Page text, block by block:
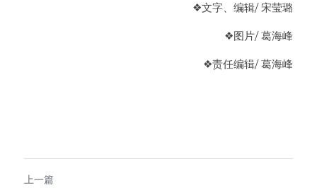
❖文字、编辑/ 宋莹璐
❖图片/ 葛海峰
❖责任编辑/ 葛海峰
上一篇